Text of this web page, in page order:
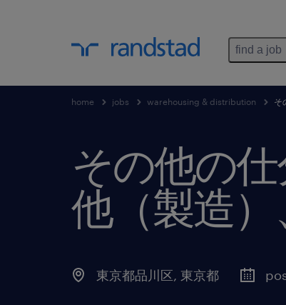
find a job
home jobs warehousing & distribution そ
その他の
他（製造
東京都品川区, 東京都